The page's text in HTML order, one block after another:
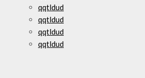
qqtldud
qqtldud
qqtldud
qqtldud